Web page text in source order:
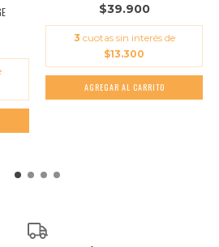
$39.900
3 cuotas sin interés de
$13.300